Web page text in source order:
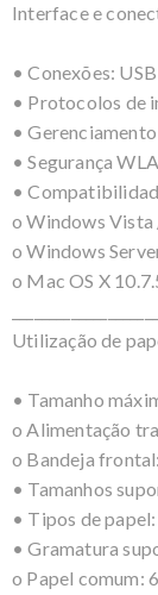
Interface e
• Conexões:
• Protocolos de
•
• Segurança
•
o Windows Vista
o Windows
o Mac OS X
Utilização de
• Tamanho
o Alimentação
o Bandeja
• Tamanhos
• Tipos de
• Gramatura
o Papel comum: